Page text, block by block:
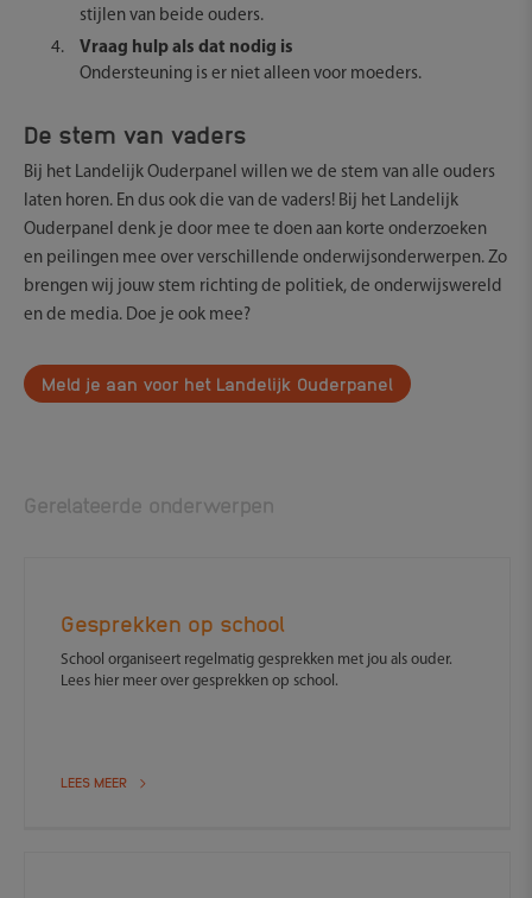
stijlen van beide ouders.
Vraag hulp als dat nodig is
Ondersteuning is er niet alleen voor moeders.
De stem van vaders
Bij het Landelijk Ouderpanel willen we de stem van alle ouders
laten horen. En dus ook die van de vaders! Bij het Landelijk
Ouderpanel denk je door mee te doen aan korte onderzoeken
en peilingen mee over verschillende onderwijsonderwerpen. Zo
brengen wij jouw stem richting de politiek, de onderwijswereld
en de media. Doe je ook mee?
Meld je aan voor het Landelijk Ouderpanel
Gerelateerde onderwerpen
Gesprekken op school
School organiseert regelmatig gesprekken met jou als ouder.
Lees hier meer over gesprekken op school.
LEES MEER